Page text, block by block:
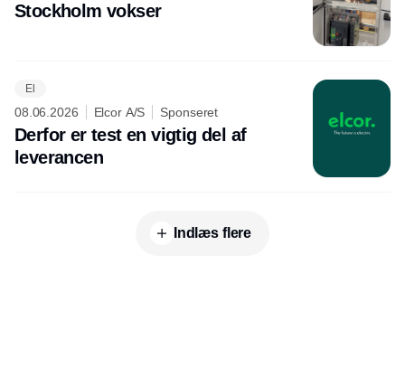
Stockholm vokser
El
08.06.2026 Elcor A/S Sponseret
Derfor er test en vigtig del af
leverancen
Indlæs flere